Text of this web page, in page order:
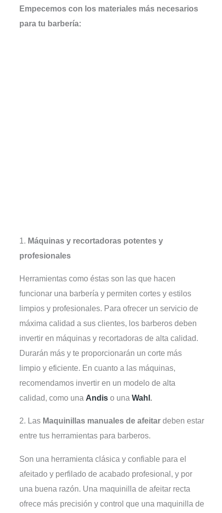
Empecemos con los materiales más necesarios
para tu barbería:
1. Máquinas y recortadoras potentes y
profesionales
Herramientas como éstas son las que hacen
funcionar una barbería y permiten cortes y estilos
limpios y profesionales. Para ofrecer un servicio de
máxima calidad a sus clientes, los barberos deben
invertir en máquinas y recortadoras de alta calidad.
Durarán más y te proporcionarán un corte más
limpio y eficiente. En cuanto a las máquinas,
recomendamos invertir en un modelo de alta
calidad, como una Andis o unaWahl.
2. Las Maquinillas manuales de afeitar deben estar
entre tus herramientas para barberos.
Son una herramienta clásica y confiable para el
afeitado y perfilado de acabado profesional, y por
una buena razón. Una maquinilla de afeitar recta
ofrece más precisión y control que una maquinilla de